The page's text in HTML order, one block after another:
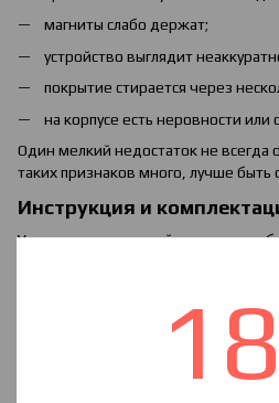
магниты слабо держат;
устройство выглядит
покрытие стирается через
на корпусе есть неровности или
Один мелкий недостаток не всегда
таких признаков много, лучше
Инструкция и
У нормального устройства должна
В комплекте может быть: